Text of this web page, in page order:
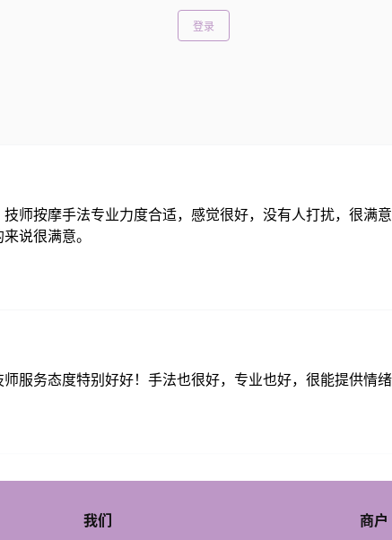
登录
师按摩手法专业力度合适，感觉很好，没有人打扰，很满
说很满意。
服务态度特别好好！手法也很好，专业也好，很能提供情绪
我们 商户